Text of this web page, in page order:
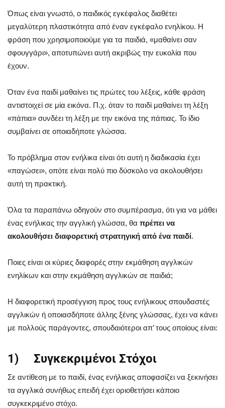
Όπως είναι γνωστό, ο παιδικός εγκέφαλος διαθέτει
μεγαλύτερη πλαστικότητα από έναν εγκέφαλο ενηλίκου. Η
φράση που χρησιμοποιούμε για τα παιδιά, «μαθαίνει σαν
σφουγγάρι», αποτυπώνει αυτή ακριβώς την ευκολία που
έχουν.
Όταν ένα παιδί μαθαίνει τις πρώτες του λέξεις, κάθε φράση
αντιστοιχεί σε μία εικόνα. Π.χ. όταν το παιδί μαθαίνει τη λέξη
«πάπια» συνδέει τη λέξη με την εικόνα της πάπιας. Το ίδιο
συμβαίνει σε οποιαδήποτε γλώσσα.
Το πρόβλημα στον ενήλικα είναι ότι αυτή η διαδικασία έχει
«παγώσει», οπότε είναι πολύ πιο δύσκολο να ακολουθήσει
αυτή τη πρακτική.
Όλα τα παραπάνω οδηγούν στο συμπέρασμα, ότι για να μάθει
ένας ενήλικας την αγγλική γλώσσα, θα πρέπει να
ακολουθήσει διαφορετική στρατηγική από ένα παιδί.
Ποιες είναι οι κύριες διαφορές στην εκμάθηση αγγλικών
ενηλίκων και στην εκμάθηση αγγλικών σε παιδιά;
Η διαφορετική προσέγγιση προς τους ενήλικους σπουδαστές
αγγλικών ή οποιασδήποτε άλλης ξένης γλώσσας, έχει να κάνει
με πολλούς παράγοντες, σπουδαιότεροι απ’ τους οποίους είναι:
1) Συγκεκριμένοι Στόχοι
Σε αντίθεση με το παιδί, ένας ενήλικας αποφασίζει να ξεκινήσει
τα αγγλικά συνήθως επειδή έχει οριοθετήσει κάποιο
συγκεκριμένο στόχο.